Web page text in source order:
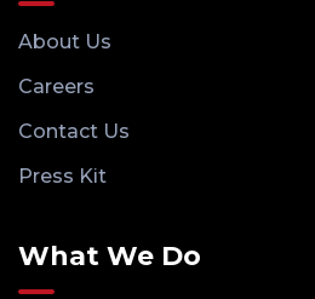
About Us
Careers
Contact Us
Press Kit
What We Do